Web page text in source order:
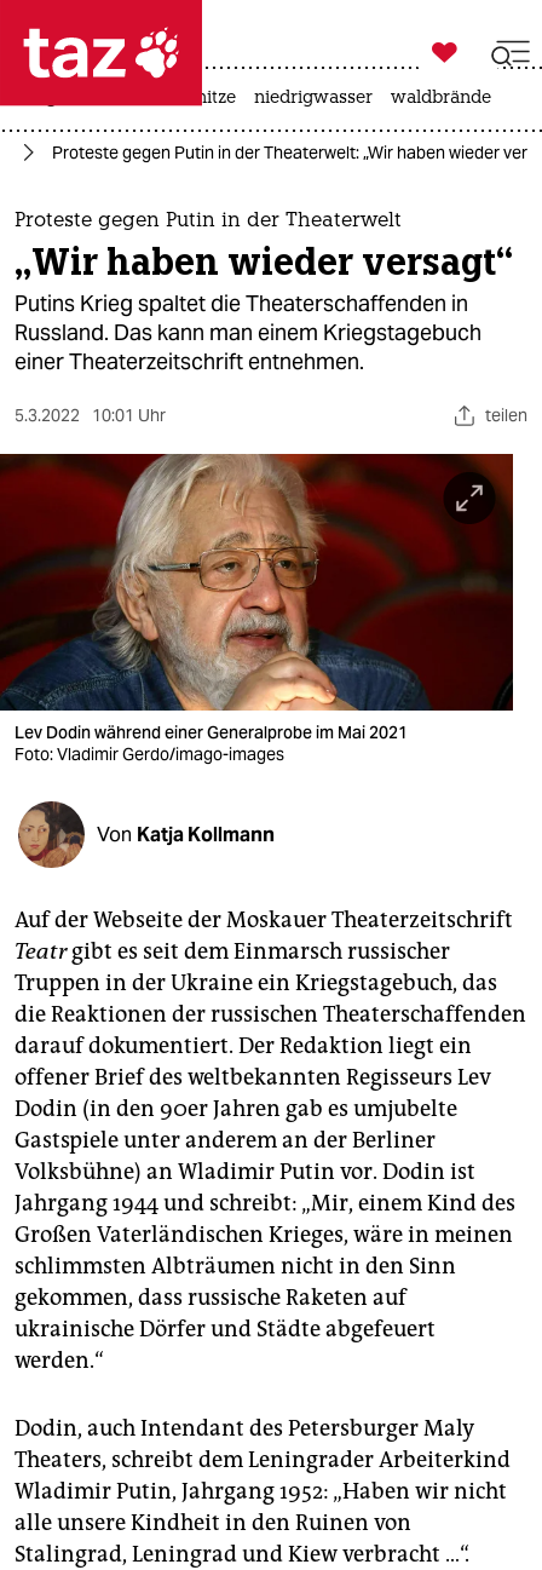
 taz zahl ich
taz zahl ich
themen
politik
öko
berlin
wahrheit
verlag
verlag
veranstaltungen
shop
unterstützen
abo
genossenschaft
epaper login

taz zahl ich
hitze niedrigwasser waldbrände
Proteste gegen Putin in der Theaterwelt: „Wir haben wieder
Proteste gegen Putin in der Theaterwelt
„Wir haben wieder versagt“
Putins Krieg spaltet die Theaterschaffenden in
Russland. Das kann man einem Kriegstagebuch
einer Theaterzeitschrift entnehmen.
5.3.2022 10:01 Uhr teilen
Lev Dodin während einer Generalprobe im Mai 2021
Foto: Vladimir Gerdo/imago-images
Von Katja Kollmann
Auf der Webseite der Moskauer Thea­terzeitschrift
Teatrgibt es seit dem Einmarsch russischer
Truppen in der Ukraine ein Kriegstagebuch, das
die Reaktionen der russischen Thea­ter­schaf­fen­den
darauf dokumentiert. Der Redaktion liegt ein
offener Brief des weltbekannten Regisseurs Lev
Dodin (in den 90er Jahren gab es umjubelte
Gastspiele unter anderem an der Berliner
Volksbühne) an Wladimir Putin vor. Dodin ist
Jahrgang 1944 und schreibt: „Mir, einem Kind des
Großen Vaterländischen Krieges, wäre in meinen
schlimmsten Albträumen nicht in den Sinn
gekommen, dass russische Raketen auf
ukrainische Dörfer und Städte abgefeuert
werden.“
Dodin, auch Intendant des Petersburger Maly
Theaters, schreibt dem Leningrader Arbeiterkind
Wladimir Putin, Jahrgang 1952: „Haben wir nicht
alle unsere Kindheit in den Ruinen von
Stalingrad, Leningrad und Kiew verbracht …“.